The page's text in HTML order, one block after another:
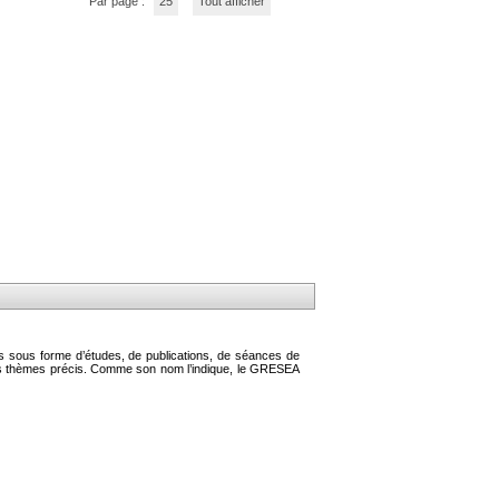
forme d’études, de publications, de séances de
précis. Comme son nom l’indique, le GRESEA